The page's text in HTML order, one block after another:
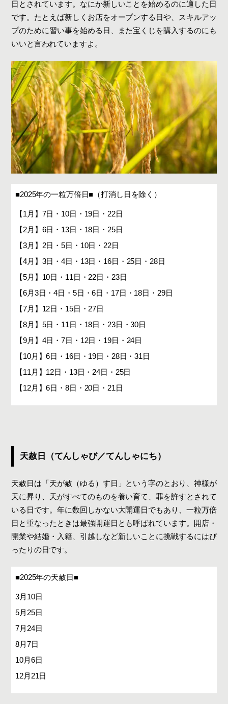
日とされています。なにか新しいことを始めるのに適した日
です。たとえば新しくお店をオープンする日や、スキルアッ
プのために習い事を始める日、また宝くじを購入するのにも
いいと言われていますよ。
■2025年の一粒万倍日■（打消し日を除く）
【1月】7日・10日・19日・22日
【2月】6日・13日・18日・25日
【3月】2日・5日・10日・22日
【4月】3日・4日・13日・16日・25日・28日
【5月】10日・11日・22日・23日
【6月3日・4日・5日・6日・17日・18日・29日
【7月】12日・15日・27日
【8月】5日・11日・18日・23日・30日
【9月】4日・7日・12日・19日・24日
【10月】6日・16日・19日・28日・31日
【11月】12日・13日・24日・25日
【12月】6日・8日・20日・21日
天赦日（てんしゃび／てんしゃにち）
天赦日は「天が赦（ゆる）す日」という字のとおり、神様が
天に昇り、天がすべてのものを養い育て、罪を許すとされて
いる日です。年に数回しかない大開運日でもあり、一粒万倍
日と重なったときは最強開運日とも呼ばれています。開店・
開業や結婚・入籍、引越しなど新しいことに挑戦するにはぴ
ったりの日です。
■2025年の天赦日■
3月10日
5月25日
7月24日
8月7日
10月6日
12月21日